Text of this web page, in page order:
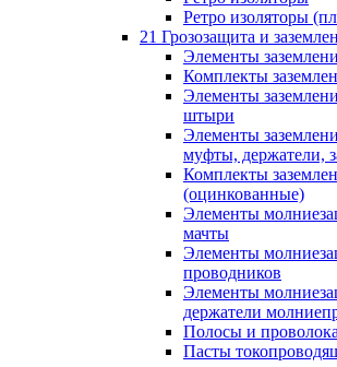
Ретро изоляторы
21 Грозозащита и
Элементы
Комплекты
Элементы
штыри
Элементы
муфты, держатели,
Комплекты
(оцинкованные)
Элементы
мачты
Элементы
проводников
Элементы
держатели
Полосы и
Пасты